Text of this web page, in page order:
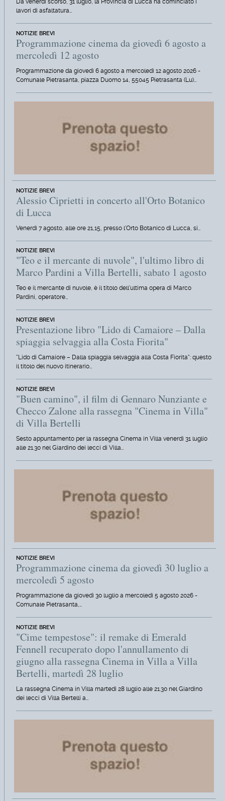
Da venerdì scorso, 31 luglio, la Provincia di Lucca ha cominciato i
lavori di asfaltatura…
NOTIZIE BREVI
Programmazione cinema da giovedì 6 agosto a
mercoledì 12 agosto
Programmazione da giovedì 6 agosto a mercoledì 12 agosto 2026 -
Comunale Pietrasanta, piazza Duomo 14, 55045 Pietrasanta (Lu)…
NOTIZIE BREVI
Alessio Ciprietti in concerto all'Orto Botanico
di Lucca
Venerdì 7 agosto, alle ore 21,15, presso l'Orto Botanico di Lucca, si…
NOTIZIE BREVI
"Teo e il mercante di nuvole", l'ultimo libro di
Marco Pardini a Villa Bertelli, sabato 1 agosto
Teo e il mercante di nuvole, è il titolo dell'ultima opera di Marco
Pardini, operatore…
NOTIZIE BREVI
Presentazione libro "Lido di Camaiore – Dalla
spiaggia selvaggia alla Costa Fiorita"
"Lido di Camaiore – Dalla spiaggia selvaggia alla Costa Fiorita": questo
il titolo del nuovo itinerario…
NOTIZIE BREVI
"Buen camino", il film di Gennaro Nunziante e
Checco Zalone alla rassegna "Cinema in Villa"
di Villa Bertelli
Sesto appuntamento per la rassegna Cinema in Villa venerdì 31 luglio
alle 21.30 nel Giardino dei lecci di Villa…
NOTIZIE BREVI
Programmazione cinema da giovedì 30 luglio a
mercoledì 5 agosto
Programmazione da giovedì 30 luglio a mercoledì 5 agosto 2026 -
Comunale Pietrasanta,…
NOTIZIE BREVI
"Cime tempestose": il remake di Emerald
Fennell recuperato dopo l'annullamento di
giugno alla rassegna Cinema in Villa a Villa
Bertelli, martedì 28 luglio
La rassegna Cinema in Villa martedì 28 luglio alle 21.30 nel Giardino
dei lecci di Villa Bertelli a…